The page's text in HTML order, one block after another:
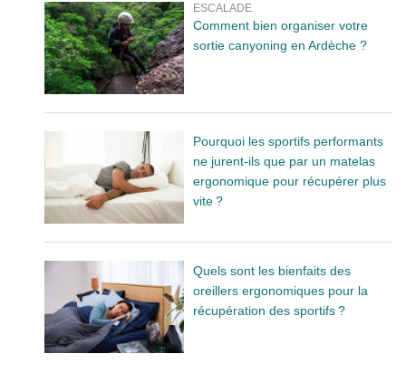
ESCALADE
Comment bien organiser votre
sortie canyoning en Ardèche ?
Pourquoi les sportifs performants
ne jurent-ils que par un matelas
ergonomique pour récupérer plus
vite ?
Quels sont les bienfaits des
oreillers ergonomiques pour la
récupération des sportifs ?